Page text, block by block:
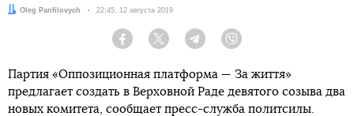
Автор:
Oleg Panfilovych Дата:
22:45, 12 августа 2019
Facebook Twitter Telegram
Партия «Оппозиционная платформа — За життя»
предлагает создать в Верховной Раде девятого созыва два
новых комитета, сообщает пресс-служба политсилы.